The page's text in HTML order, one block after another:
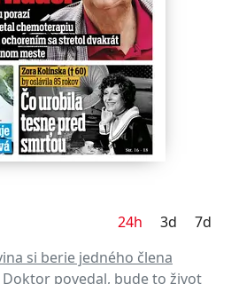
24h 3d
7d
si berie jedného člena
povedal, bude to život